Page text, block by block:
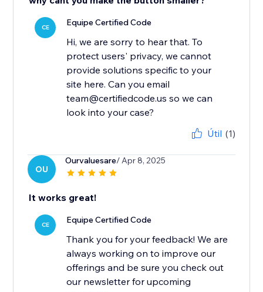
CE Equipe Certified Code
Hi, we are sorry to hear that. To
protect users' privacy, we cannot
provide solutions specific to your
site here. Can you email
team@certifiedcode.us so we can
look into your case?
Útil (1)
OU
Ourvaluesare/ Apr 8, 2025
It works great!
CE Equipe Certified Code
Thank you for your feedback! We are
always working on to improve our
offerings and be sure you check out
our newsletter for upcoming